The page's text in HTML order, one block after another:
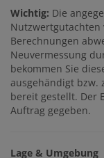
Wichtig: Die
Nutzwertgutachten
Berechnungen
Neuvermessung
bekommen Sie
ausgehändigt bzw.
bereit gestellt. Der
Auftrag gegeben.
Lage & Umgebung